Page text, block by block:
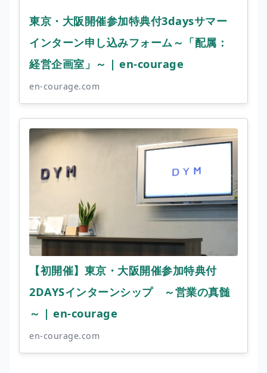
東京・大阪開催参加特典付3daysサマー
インターン申し込みフォーム～「配属：
経営企画室」～ | en-courage
en-courage.com
【初開催】東京・大阪開催参加特典付
2DAYSインターンシップ ～営業の真髄
～ | en-courage
en-courage.com